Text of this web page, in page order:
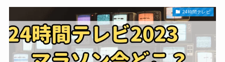
24時間テレビ